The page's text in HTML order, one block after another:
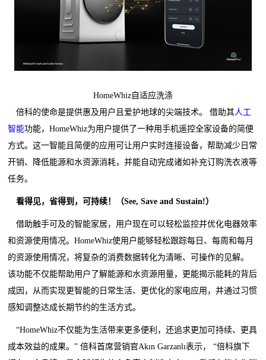
HomeWhiz自适应洗涤
倍科的使命是提供惠及用户且爱护地球的尖端技术。 借助其人工
智能功能，HomeWhiz为用户提供了一种用手机遥控全家设备的简便
方式。这一智能且简便的应用可让用户实时连接设备，帮助减少日常
开销、降低能源和水资源消耗，并能自动完成诸如补充订购洗衣液等
任务。
看得见，省得到，可持续！（See, Save and Sustain!）
借助触手可及的智能家居，用户现在可以轻松监控并优化电器效率
和资源使用情况。HomeWhiz使用户能够轻松跟踪每日、每周和每月
的资源使用情况，将复杂的消费数据转化为清晰、可操作的见解。
该功能不仅能帮助用户了解能源和水资源用量，更能揭示能耗的背后
成因，从而实现更智能的日常生活、更优化的家电应用，并通过习惯
感知调整达成长期节约的生活方式。
“HomeWhiz不仅能为生活带来更多便利，还追求更加可持续、更具
成本效益的成果。” 倍科首席营销官Akın Garzanlı表示， “倍科旗下